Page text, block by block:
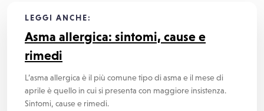
LEGGI ANCHE:
Asma allergica: sintomi, cause e
rimedi
L’asma allergica è il più comune tipo di asma e il mese di
aprile è quello in cui si presenta con maggiore insistenza.
Sintomi, cause e rimedi.